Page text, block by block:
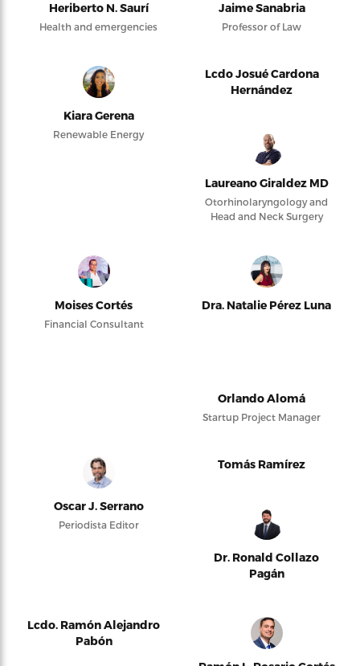
Heriberto N. Saurí
Health and emergencies
Jaime Sanabria
Professor of Law
Kiara Gerena
Renewable Energy
Lcdo Josué Cardona
Hernández
Laureano Giraldez MD
Otorhinolaryngology and
Head and Neck Surgery
Moises Cortés
Financial Consultant
Dra. Natalie Pérez Luna
Orlando Alomá
Startup Project Manager
Oscar J. Serrano
Periodista Editor
Tomás Ramírez
Dr. Ronald Collazo
Pagán
Lcdo. Ramón Alejandro
Pabón